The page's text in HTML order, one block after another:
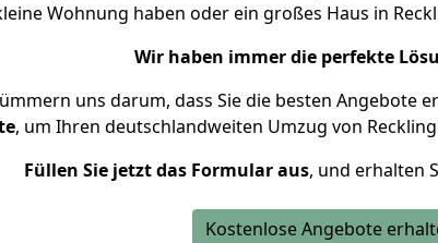
Wohnung haben oder ein großes Haus in
Wir haben immer die perfekte
uns darum, dass Sie die besten Angebote
, um Ihren deutschlandweiten Umzug von
Füllen Sie jetzt das Formular aus, und erhalten
Kostenlose Angebote